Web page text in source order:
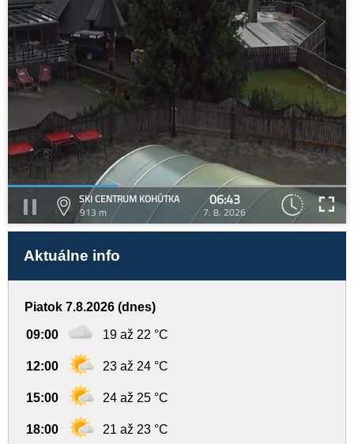
SKI CENTRUM KOHÚTKA
913 m
06:43
7. 8. 2026
Aktuálne info
Piatok 7.8.2026 (dnes)
09:00 19 až 22 °C
12:00 23 až 24 °C
15:00 24 až 25 °C
18:00 21 až 23 °C